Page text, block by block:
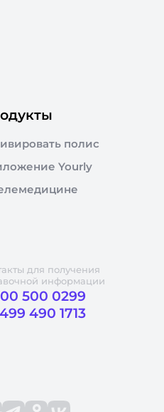
полис
Yourly
для получения
информации
500 0299
490 1713